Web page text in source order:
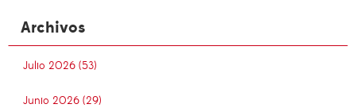
Archivos
Julio 2026 (53)
Junio 2026 (29)